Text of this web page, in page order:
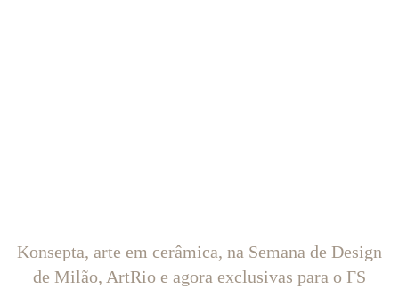
Konsepta, arte em cerâmica, na Semana de Design
de Milão, ArtRio e agora exclusivas para o FS